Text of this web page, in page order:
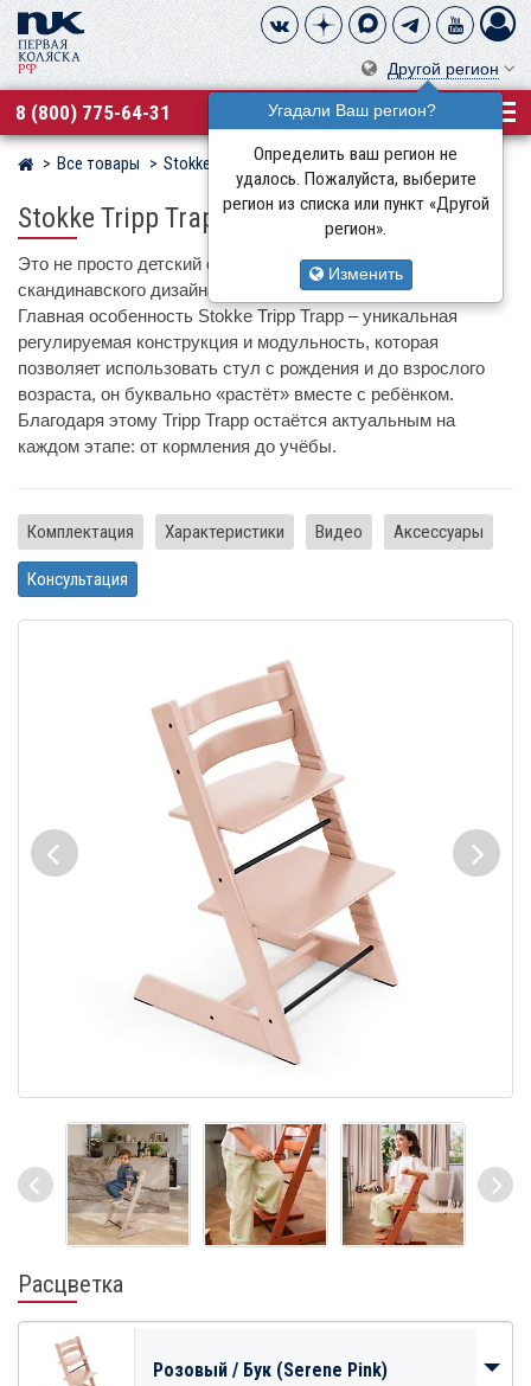
Другой регион
Угадали Ваш регион?
Определить ваш регион не
удалось. Пожалуйста, выберите
регион из списка или пункт «Другой
регион».
Изменить
8 (800) 775-64-31
Магазин детских колясок
Все товары Stokke
Stokke Tripp Trapp
Это не просто детский стул, а культовый предмет
скандинавского дизайна, созданный более 50 лет назад.
Главная особенность Stokke Tripp Trapp – уникальная
регулируемая конструкция и модульность, которая
позволяет использовать стул с рождения и до взрослого
возраста, он буквально «растёт» вместе с ребёнком.
Благодаря этому Tripp Trapp остаётся актуальным на
каждом этапе: от кормления до учёбы.
Комплектация Характеристики Видео Аксессуары
Консультация
Расцветка
Розовый / Бук (Serene Pink)